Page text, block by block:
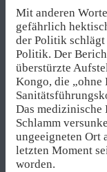
Mit anderen
gefährlich
der Politik
Politik. Der
überstürzte
Kongo, die „ohne
Das
Schlamm
ungeeigneten Ort
letzten Moment
worden.